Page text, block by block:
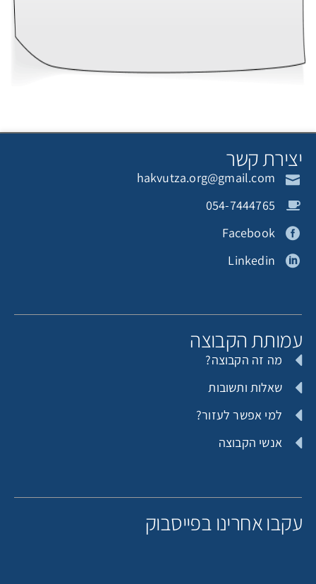
קשר
hakvutza.org@gmail.com
054-7444765
Facebook
Linkedin
הקבוצה
מה זה הקבוצה?
שאלות ותשובות
למי אפשר לעזור?
אנשי הקבוצה
אחרינו בפייסבוק